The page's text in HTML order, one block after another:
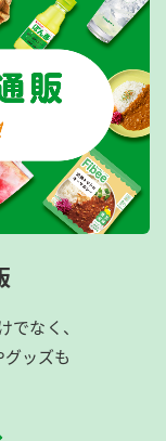
なく、
ッズも